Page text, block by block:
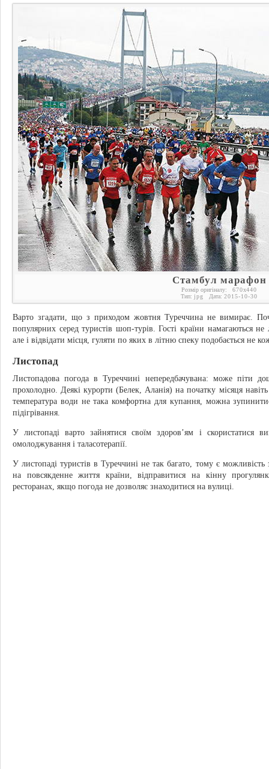
Стамбул марафон
Розмір оригіналу: 670x440
Тип: jpg Дата: 2015-10-30
Варто згадати, що з приходом жовтня Туреччина не вимирає.
популярних серед туристів шоп-турів. Гості країни намагаються
але і відвідати місця, гуляти по яких в літню спеку подобається не
Листопад
Листопадова погода в Туреччині непередбачувана: може піти
прохолодно. Деякі курорти (Белек, Аланія) на початку місяця
температура води не така комфортна для купання, можна
підігрівання.
У листопаді варто зайнятися своїм здоров’ям і скористатися
омолоджування і таласотерапії.
У листопаді туристів в Туреччині не так багато, тому є
на повсякденне життя країни, відправитися на кінну
ресторанах, якщо погода не дозволяє знаходитися на вулиці.